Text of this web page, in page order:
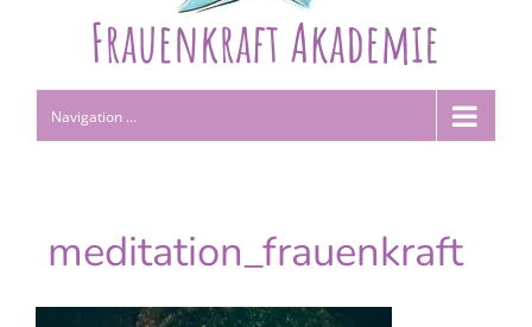
Navigation ...
meditation_frauenkraft